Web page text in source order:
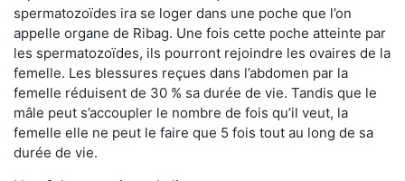
spermatozoïdes ira se loger dans une poche que l’on
appelle organe de Ribag. Une fois cette poche atteinte par
les spermatozoïdes, ils pourront rejoindre les ovaires de la
femelle. Les blessures reçues dans l’abdomen par la
femelle réduisent de 30 % sa durée de vie. Tandis que le
mâle peut s’accoupler le nombre de fois qu’il veut, la
femelle elle ne peut le faire que 5 fois tout au long de sa
durée de vie.